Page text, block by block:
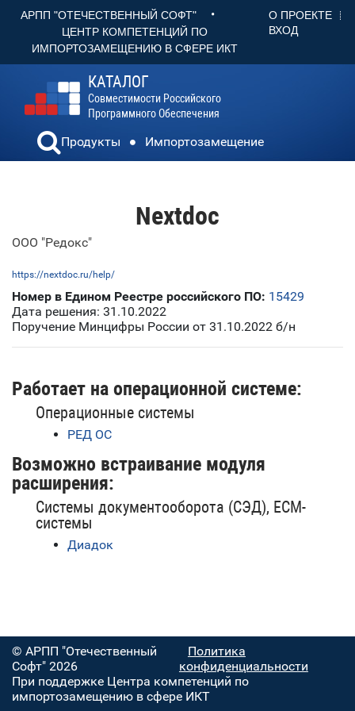
АРПП "ОТЕЧЕСТВЕННЫЙ СОФТ" •
ЦЕНТР КОМПЕТЕНЦИЙ ПО
ИМПОРТОЗАМЕЩЕНИЮ В СФЕРЕ ИКТ
О ПРОЕКТЕ
ВХОД
КАТАЛОГ
Совместимости Российского
Программного Обеспечения
Продукты Импортозамещение
Nextdoc
ООО "Редокс"
https://nextdoc.ru/help/
Номер в Едином Реестре российского ПО: 15429
Дата решения: 31.10.2022
Поручение Минцифры России от 31.10.2022 б/н
Работает на операционной системе:
Операционные системы
РЕД ОС
Возможно встраивание модуля
расширения:
Системы документооборота (СЭД), ECM-
системы
Диадок
© АРПП "Отечественный
Софт" 2026
Политика
конфиденциальности
При поддержке Центра компетенций по
импортозамещению в сфере ИКТ